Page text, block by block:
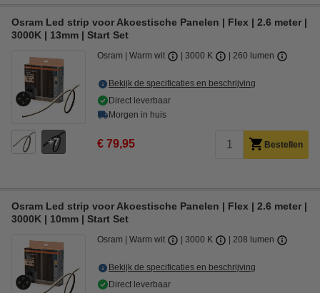
Osram Led strip voor Akoestische Panelen | Flex | 2.6 meter |
3000K | 13mm | Start Set
7
Osram Warm wit 3000 K 260 lumen
Bekijk de specificaties en beschrijving
Direct leverbaar
Morgen in huis
€ 79,95 Bestellen
Osram Led strip voor Akoestische Panelen | Flex | 2.6 meter |
3000K | 10mm | Start Set
Osram Warm wit 3000 K 208 lumen
Bekijk de specificaties en beschrijving
Direct leverbaar